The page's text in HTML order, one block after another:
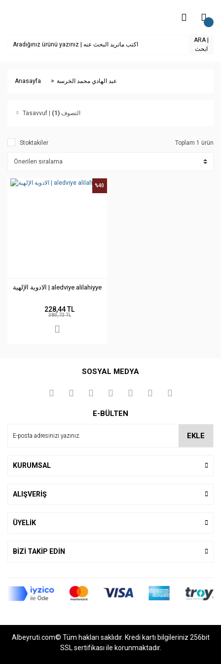
ARA |
ابحث
Anasayfa عبد الهادي محمد الخرسة
Tasavvuf | التصوف(1)
Stoktakiler Toplam 1 ürün
الادوية الإلهية | aledviye alilahiyye
%40
228,44 TL
380,73 TL
SOSYAL MEDYA
E-BÜLTEN
EKLE
KURUMSAL
ALIŞVERİŞ
ÜYELİK
BİZİ TAKİP EDİN
Albeyruti.com© Tüm hakları saklıdır. Kredi kartı bilgileriniz 256bit
SSL sertifikası ile korunmaktadır.